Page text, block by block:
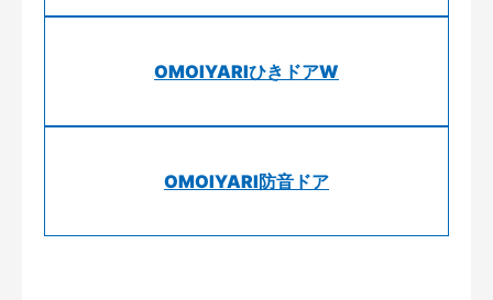
OMOIYARIひきドアW
OMOIYARI防音ドア